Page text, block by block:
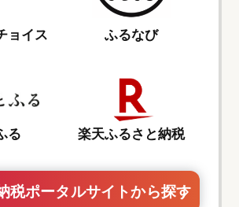
ョイス ふるなび
る 楽天ふるさと納税
税ポータルサイトから探す